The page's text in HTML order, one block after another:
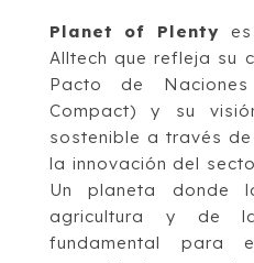
Planet of Plenty
Alltech que refleja su
Pacto de
Compact) y su
sostenible a través
la innovación del
Un planeta donde
agricultura y de
fundamental para